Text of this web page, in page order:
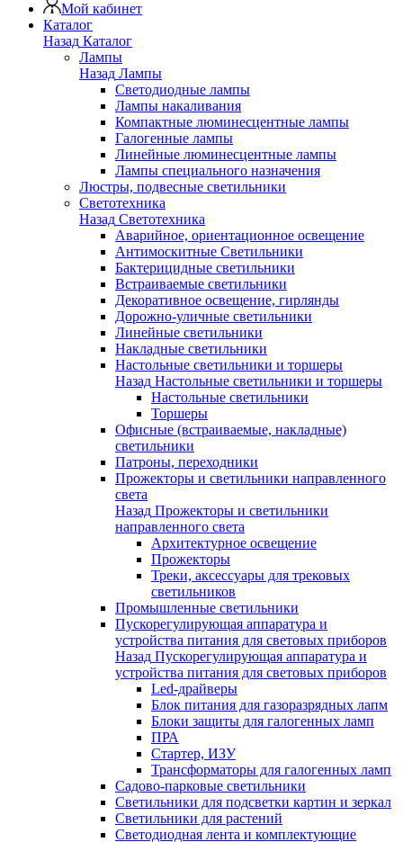
Мой кабинет
Каталог
Назад Каталог
Лампы
Назад Лампы
Светодиодные лампы
Лампы накаливания
Компактные люминесцентные лампы
Галогенные лампы
Линейные люминесцентные лампы
Лампы специального назначения
Люстры, подвесные светильники
Светотехника
Назад Светотехника
Аварийное, ориентационное освещение
Антимоскитные Светильники
Бактерицидные светильники
Встраиваемые светильники
Декоративное освещение, гирлянды
Дорожно-уличные светильники
Линейные светильники
Накладные светильники
Настольные светильники и торшеры
Назад Настольные светильники и торшеры
Настольные светильники
Торшеры
Офисные (встраиваемые, накладные)
светильники
Патроны, переходники
Прожекторы и светильники направленного
света
Назад Прожекторы и светильники
направленного света
Архитектурное освещение
Прожекторы
Треки, аксессуары для трековых
светильников
Промышленные светильники
Пускорегулирующая аппаратура и
устройства питания для световых приборов
Назад Пускорегулирующая аппаратура и
устройства питания для световых приборов
Led-драйверы
Блок питания для газоразрядных лапм
Блоки защиты для галогенных ламп
ПРА
Стартер, ИЗУ
Трансформаторы для галогенных ламп
Садово-парковые светильники
Светильники для подсветки картин и зеркал
Светильники для растений
Светодиодная лента и комплектующие